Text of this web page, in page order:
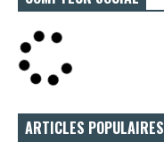
ARTICLES POPULAIRES